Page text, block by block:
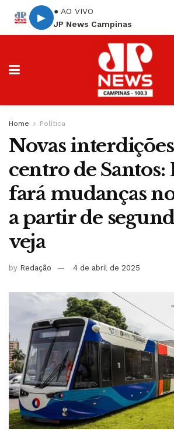
▶
● AO VIVO
JP News Campinas
Home Política
Novas
centro de
fará mudanças
a partir de
veja
by Redação 4 de abril de 2025